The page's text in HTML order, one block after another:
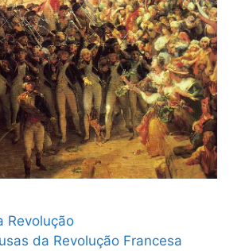
Revolução
da Revolução Francesa